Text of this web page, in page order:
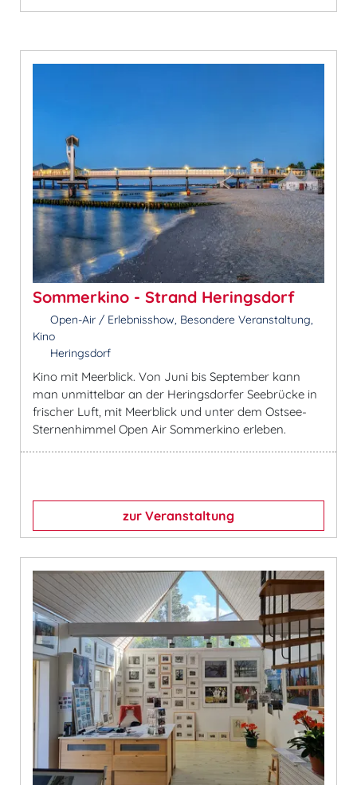
Sommerkino - Strand Heringsdorf
Open-Air / Erlebnisshow, Besondere Veranstaltung,
Kino
Heringsdorf
Kino mit Meerblick. Von Juni bis September kann
man unmittelbar an der Heringsdorfer Seebrücke in
frischer Luft, mit Meerblick und unter dem Ostsee-
Sternenhimmel Open Air Sommerkino erleben.
zur Veranstaltung